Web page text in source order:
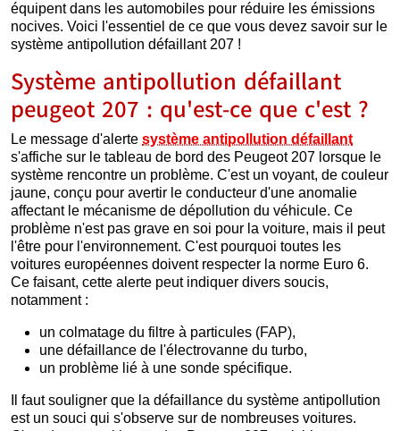
équipent dans les automobiles pour réduire les émissions
nocives. Voici l'essentiel de ce que vous devez savoir sur le
système antipollution défaillant 207 !
Système antipollution défaillant
peugeot 207 : qu'est-ce que c'est ?
Le message d'alerte système antipollution défaillant
s'affiche sur le tableau de bord des Peugeot 207 lorsque le
système rencontre un problème. C'est un voyant, de couleur
jaune, conçu pour avertir le conducteur d'une anomalie
affectant le mécanisme de dépollution du véhicule. Ce
problème n'est pas grave en soi pour la voiture, mais il peut
l'être pour l'environnement. C'est pourquoi toutes les
voitures européennes doivent respecter la norme Euro 6.
Ce faisant, cette alerte peut indiquer divers soucis,
notamment :
un colmatage du filtre à particules (FAP),
une défaillance de l'électrovanne du turbo,
un problème lié à une sonde spécifique.
Il faut souligner que la défaillance du système antipollution
est un souci qui s'observe sur de nombreuses voitures.